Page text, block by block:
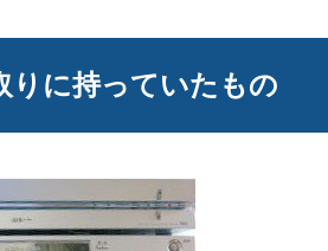
りに持っていたもの